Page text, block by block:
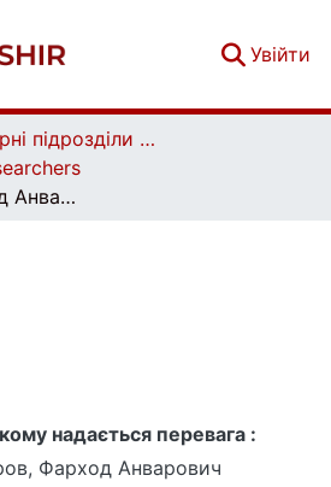
Увійти
Структурні підрозділи Київського національного університету імені Тараса Шевченка та Організації | Faculties, Institutes and Departments of Taras Shevchenko National University of Kyiv and Organizations
Асроров, Фарход Анварович
надається перевага :
Фарход Анварович